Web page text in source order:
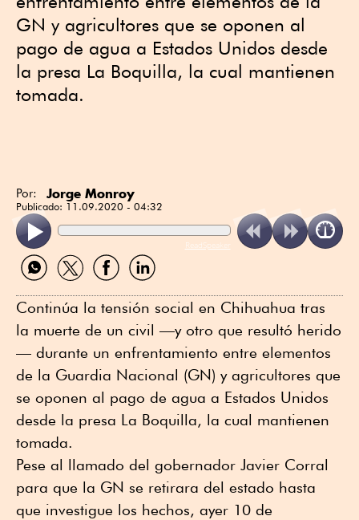
GN y agricultores que se oponen al
pago de agua a Estados Unidos desde
la presa La Boquilla, la cual mantienen
tomada.
Por: Jorge Monroy
Publicado: 11.09.2020 - 04:32
ReadSpeaker
Compartir
por
Compartir
por
Compartir
por
Compartir
por
Continúa la tensión social en Chihuahua tras
la muerte de un civil —y otro que resultó herido
— durante un enfrentamiento entre elementos
de la Guardia Nacional (GN) y agricultores que
se oponen al pago de agua a Estados Unidos
desde la presa La Boquilla, la cual mantienen
tomada.
Pese al llamado del gobernador Javier Corral
para que la GN se retirara del estado hasta
que investigue los hechos, ayer 10 de